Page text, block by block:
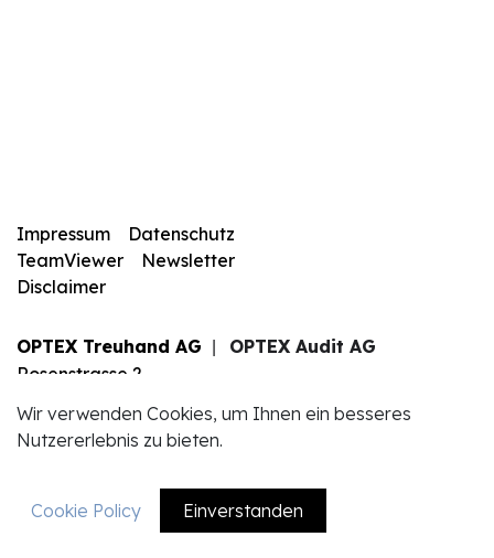
Impressum
Datenschutz
TeamViewer
Newsletter
Disclaimer
OPTEX Treuhand AG
OPTEX Audit AG
Rosenstrasse 2
+41 41 340 83 83
info@optexag.ch
Wir verwenden Cookies, um Ihnen ein besseres
Nutzererlebnis zu bieten.
Cookie Policy Einverstanden